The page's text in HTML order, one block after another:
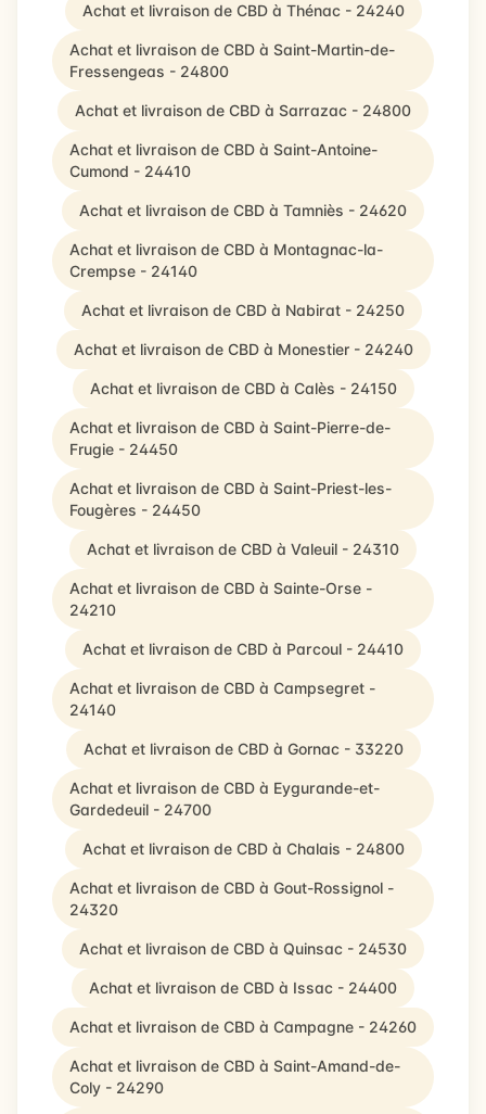
Achat et livraison de CBD à Thénac - 24240
Achat et livraison de CBD à Saint-Martin-de-
Fressengeas - 24800
Achat et livraison de CBD à Sarrazac - 24800
Achat et livraison de CBD à Saint-Antoine-
Cumond - 24410
Achat et livraison de CBD à Tamniès - 24620
Achat et livraison de CBD à Montagnac-la-
Crempse - 24140
Achat et livraison de CBD à Nabirat - 24250
Achat et livraison de CBD à Monestier - 24240
Achat et livraison de CBD à Calès - 24150
Achat et livraison de CBD à Saint-Pierre-de-
Frugie - 24450
Achat et livraison de CBD à Saint-Priest-les-
Fougères - 24450
Achat et livraison de CBD à Valeuil - 24310
Achat et livraison de CBD à Sainte-Orse -
24210
Achat et livraison de CBD à Parcoul - 24410
Achat et livraison de CBD à Campsegret -
24140
Achat et livraison de CBD à Gornac - 33220
Achat et livraison de CBD à Eygurande-et-
Gardedeuil - 24700
Achat et livraison de CBD à Chalais - 24800
Achat et livraison de CBD à Gout-Rossignol -
24320
Achat et livraison de CBD à Quinsac - 24530
Achat et livraison de CBD à Issac - 24400
Achat et livraison de CBD à Campagne - 24260
Achat et livraison de CBD à Saint-Amand-de-
Coly - 24290